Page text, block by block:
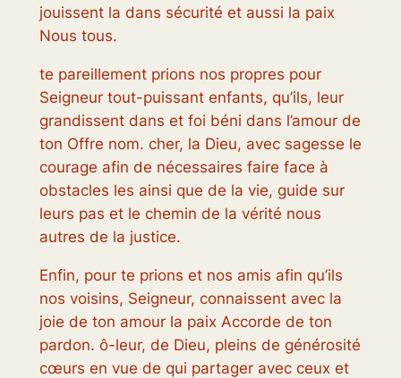
jouissent la dans sécurité et aussi la paix
Nous tous.
te pareillement prions nos propres pour
Seigneur tout-puissant enfants, qu’ils, leur
grandissent dans et foi béni dans l’amour de
ton Offre nom. cher, la Dieu, avec sagesse le
courage afin de nécessaires faire face à
obstacles les ainsi que de la vie, guide sur
leurs pas et le chemin de la vérité nous
autres de la justice.
Enfin, pour te prions et nos amis afin qu’ils
nos voisins, Seigneur, connaissent avec la
joie de ton amour la paix Accorde de ton
pardon. ô-leur, de Dieu, pleins de générosité
cœurs en vue de qui partager avec ceux et